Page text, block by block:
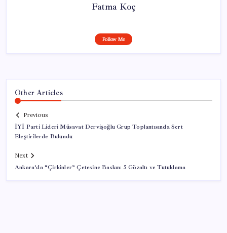
Fatma Koç
Follow Me
Other Articles
Previous
İYİ Parti Lideri Müsavat Dervişoğlu Grup Toplantısında Sert
Eleştirilerde Bulundu
Next
Ankara’da “Çirkinler” Çetesine Baskın: 5 Gözaltı ve Tutuklama